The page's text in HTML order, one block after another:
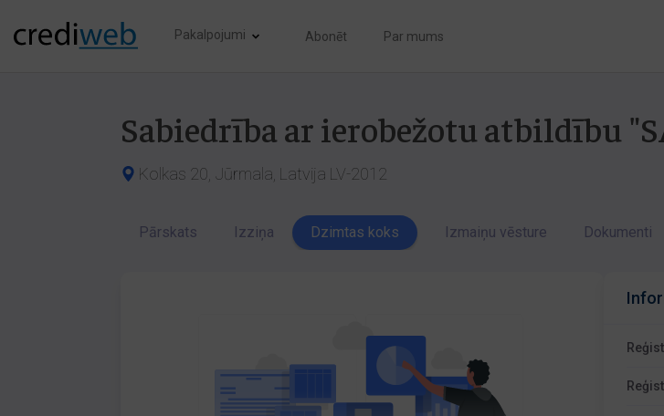
Pakalpojumi Abonēt Par mums
Sabiedrība ar ierobežotu atbildību
Kolkas 20, Jūrmala, Latvija LV-2012
Pārskats Izziņa Dzimtas koks Izmaiņu vēsture Dokumenti